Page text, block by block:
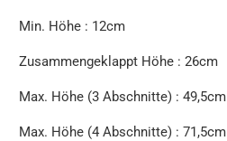
Min. Höhe : 12cm
Zusammengeklappt Höhe : 26cm
Max. Höhe (3 Abschnitte) : 49,5cm
Max. Höhe (4 Abschnitte) : 71,5cm